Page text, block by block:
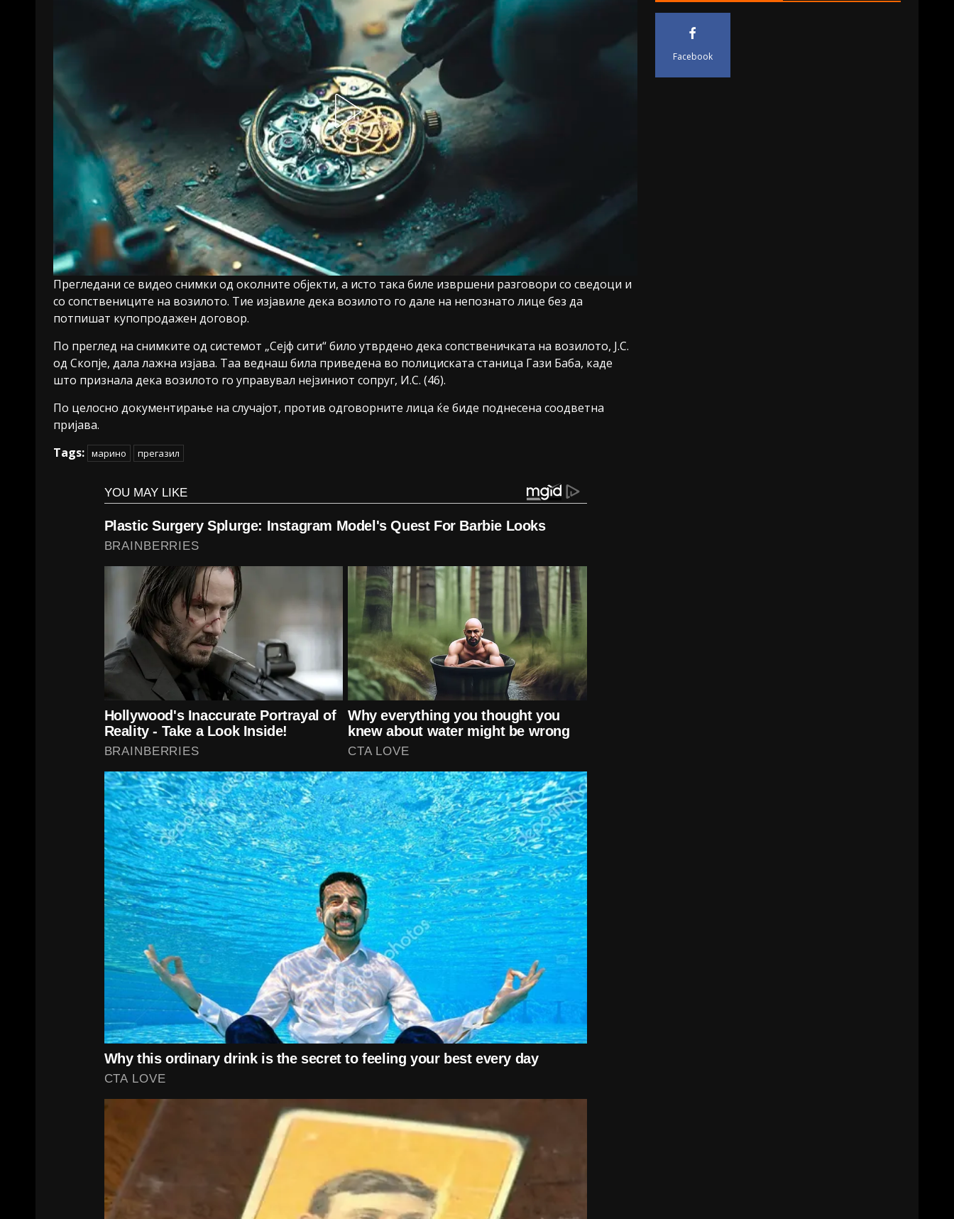
Прегледани се видео снимки од околните објекти, а исто така биле извршени разговори со сведоци и
со сопствениците на возилото. Тие изјавиле дека возилото го дале на непознато лице без да
потпишат купопродажен договор.
По преглед на снимките од системот „Сејф сити“ било утврдено дека сопственичката на возилото, Ј.С.
од Скопје, дала лажна изјава. Таа веднаш била приведена во полициската станица Гази Баба, каде
што признала дека возилото го управувал нејзиниот сопруг, И.С. (46).
По целосно документирање на случајот, против одговорните лица ќе биде поднесена соодветна
пријава.
Tags: марино прегазил
Facebook